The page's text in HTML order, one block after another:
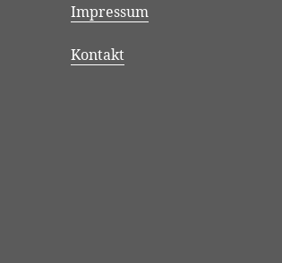
Impressum
Kontakt